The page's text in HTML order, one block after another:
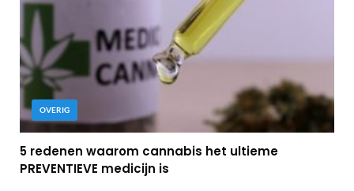
OVERIG
5 redenen waarom cannabis het ultieme
PREVENTIEVE medicijn is